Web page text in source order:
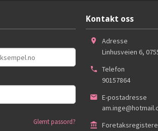
Glemt passord?
Kontakt oss
Adresse
Linhusveien 6,
Telefon
90157864
E-postadresse